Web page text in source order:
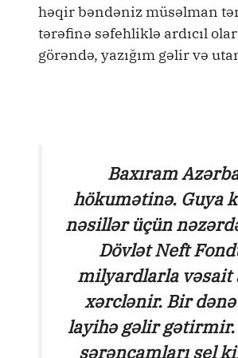
həqir bəndəniz müsəlman
tərəfinə səfehliklə ardıcıl
görəndə, yazığım gəlir və
Baxıram
hökumətinə. Guya
nəsillər üçün
Dövlət Neft
milyardlarla vəsait
xərclənir. Bir
layihə gəlir
sərəncamları sel